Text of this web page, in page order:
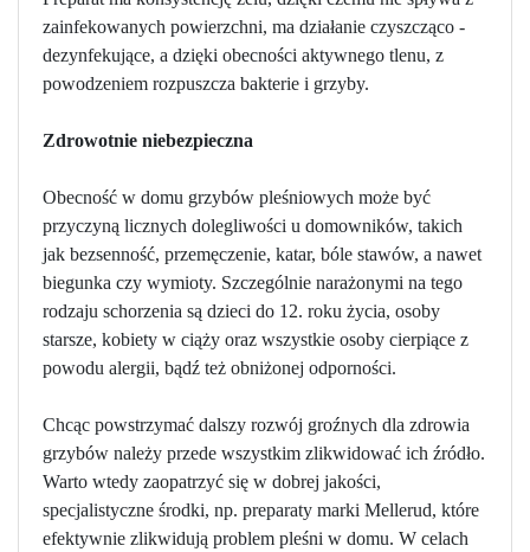
zainfekowanych powierzchni, ma działanie czyszcząco -
dezynfekujące, a dzięki obecności aktywnego tlenu, z
powodzeniem rozpuszcza bakterie i grzyby.
Zdrowotnie niebezpieczna
Obecność w domu grzybów pleśniowych może być
przyczyną licznych dolegliwości u domowników, takich
jak bezsenność, przemęczenie, katar, bóle stawów, a nawet
biegunka czy wymioty. Szczególnie narażonymi na tego
rodzaju schorzenia są dzieci do 12. roku życia, osoby
starsze, kobiety w ciąży oraz wszystkie osoby cierpiące z
powodu alergii, bądź też obniżonej odporności.
Chcąc powstrzymać dalszy rozwój groźnych dla zdrowia
grzybów należy przede wszystkim zlikwidować ich źródło.
Warto wtedy zaopatrzyć się w dobrej jakości,
specjalistyczne środki, np. preparaty marki Mellerud, które
efektywnie zlikwidują problem pleśni w domu. W celach